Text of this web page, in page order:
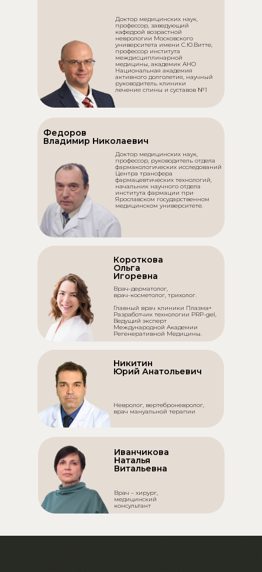
Доктор медицинских наук,
профессор, заведующий
кафедрой возрастной
неврологии Московского
университета имени С.Ю.Витте,
профессор института
междисциплинарной
медицины, академик АНО
Национальная академия
активного долголетия, научный
руководитель клиники
лечения спины и суставов №1
Доктор медицинских наук,
профессор, руководитель отдела
фармакологических исследований
Центра трансфера
фармацевтических технологий,
начальник научного отдела
института фармации при
Ярославском государственном
медицинском университете.
Федоров
Владимир Николаевич
Никитин
Юрий Анатольевич
Короткова
Ольга
Игоревна
Невролог, вертеброневролог,
врач мануальной терапии
Врач – хирург,
медицинский
консультант
Иванчикова
Наталья
Витальевна
Врач-дерматолог,
врач-косметолог, трихолог.
Главный врач клиники Плазма+
Разработчик технологии PRP-gel,
Ведущий эксперт
Международной Академии
Регенеративной Медицины.